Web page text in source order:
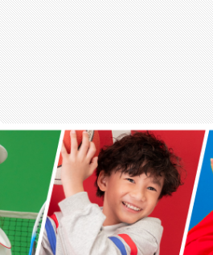
สุขภาพ
กีฬา
อาหาร, เครื่องดื่ม
ท่องเที่ยว
โรงแรม, ที่พัก
บ้าน, คอนโด, อสังหาฯ
ประกัน
สัตว์เลี้ยง
ไอที
โทรศัพท์มือถือ